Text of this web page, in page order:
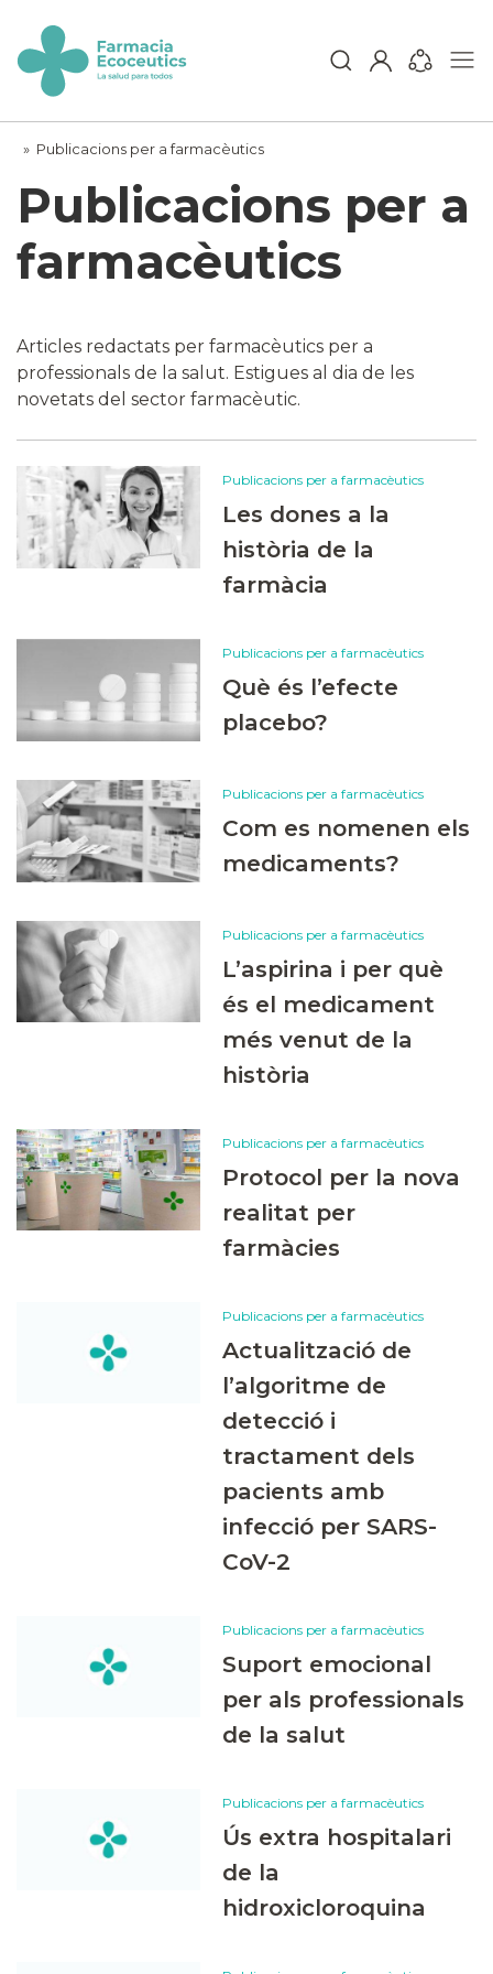
content
ecoceutics
» Publicacions per a farmacèutics
Publicacions per a
farmacèutics
Articles redactats per farmacèutics per a
professionals de la salut. Estigues al dia de les
novetats del sector farmacèutic.
Publicacions per a farmacèutics
Les dones a la
història de la
farmàcia
Publicacions per a farmacèutics
Què és l’efecte
placebo?
Publicacions per a farmacèutics
Com es nomenen els
medicaments?
Publicacions per a farmacèutics
L’aspirina i per què
és el medicament
més venut de la
història
Publicacions per a farmacèutics
Protocol per la nova
realitat per
farmàcies
Publicacions per a farmacèutics
Actualització de
l’algoritme de
detecció i
tractament dels
pacients amb
infecció per SARS-
CoV-2
Publicacions per a farmacèutics
Suport emocional
per als professionals
de la salut
Publicacions per a farmacèutics
Ús extra hospitalari
de la
hidroxicloroquina